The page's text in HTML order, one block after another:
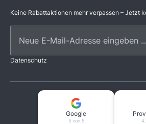
Keine Rabattaktionen mehr verpassen – Jetzt
Datenschutz
Google
5 von 5